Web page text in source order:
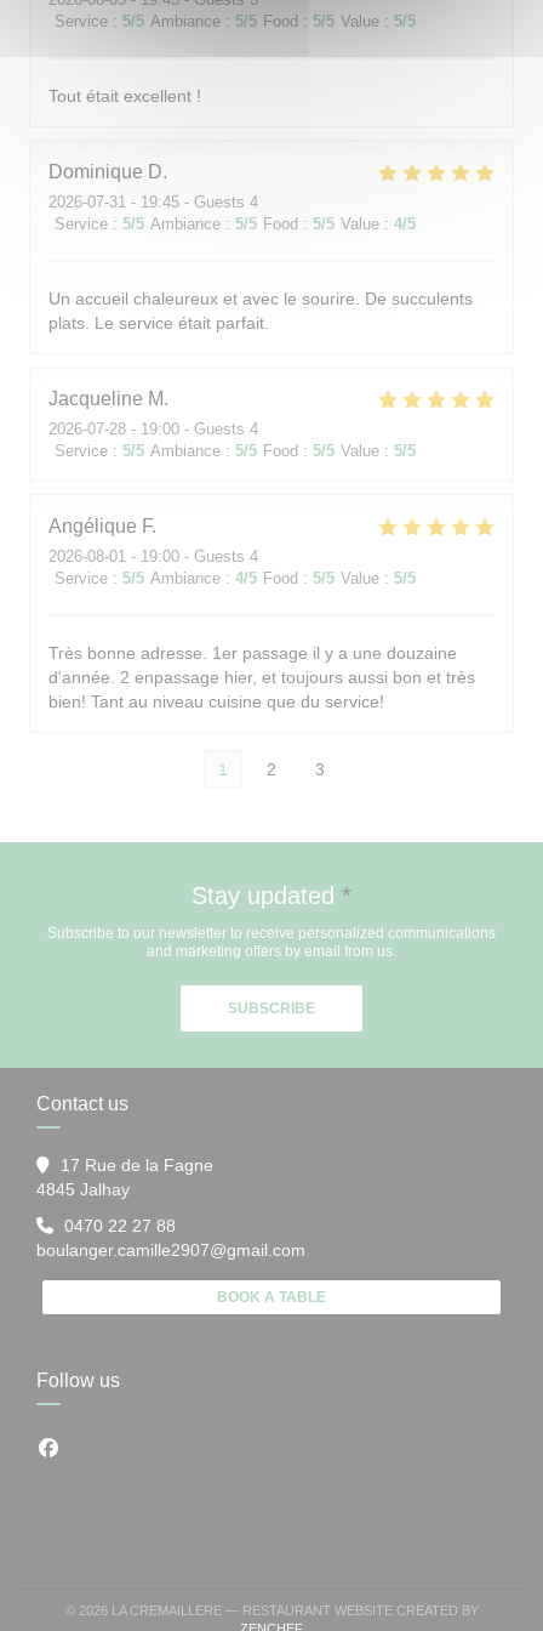
Service : 5/5 Ambiance : 5/5 Food : 5/5 Value : 5/5
Tout était excellent !
Dominique D
2026-07-31 - 19:45 - Guests 4
Service : 5/5 Ambiance : 5/5 Food : 5/5 Value : 4/5
Un accueil chaleureux et avec le sourire. De succulents
plats. Le service était parfait.
Jacqueline M
2026-07-28 - 19:00 - Guests 4
Service : 5/5 Ambiance : 5/5 Food : 5/5 Value : 5/5
Angélique F
2026-08-01 - 19:00 - Guests 4
Service : 5/5 Ambiance : 4/5 Food : 5/5 Value : 5/5
Très bonne adresse. 1er passage il y a une douzaine
d'année. 2 enpassage hier, et toujours aussi bon et très
bien! Tant au niveau cuisine que du service!
1 2 3
Stay updated *
Subscribe to our newsletter to receive personalized communications
and marketing offers by email from us.
SUBSCRIBE
Contact us
17 Rue de la Fagne
4845 Jalhay((opens in a new window))
0470 22 27 88
boulanger.camille2907@gmail.com
BOOK A TABLE
Follow us
Facebook ((opens in a new window))
© 2026 LA CREMAILLERE — RESTAURANT WEBSITE CREATED BY
((OPENS IN A NEW WINDOW))